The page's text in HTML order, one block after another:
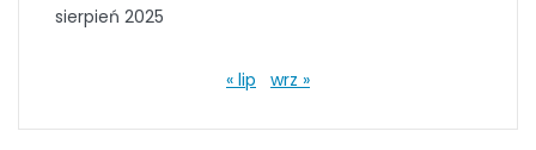
sierpień 2025
« lip wrz »